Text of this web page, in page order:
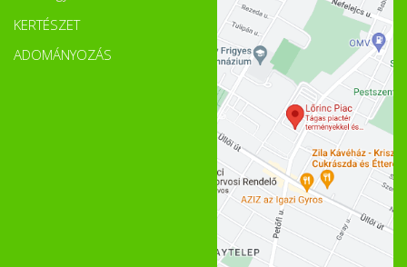
KERTÉSZET
ADOMÁNYOZÁS